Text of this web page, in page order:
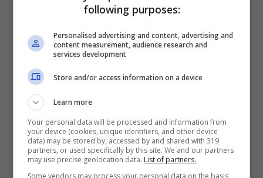
mettendo in mostra il suo fisico perfetto. I
suoi fans rimangono sempre a bocca aperta
perché la 27enne sudamericana possiede
una bellezza del tutto particolare e che ha
fatto breccia nel cuore del capitano
nerazzurro oramai diversi anni fa.
following purposes:
Personalised advertising and content, advertising and
content measurement, audience research and
services development
Store and/or access information on a device
Learn more
Your personal data will be processed and information from
your device (cookies, unique identifiers, and other device
data) may be stored by, accessed by and shared with 319
partners, or used specifically by this site. We and our partners
may use precise geolocation data. List of partners.
Some vendors may process your personal data on the basis